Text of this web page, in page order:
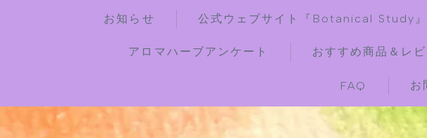
お知らせ 公式ウェブサイト『Botanical Study』
アロマハーブアンケート おすすめ商品＆レ
FAQ お
【最新】ク
★全種/アロ
★アロマ検